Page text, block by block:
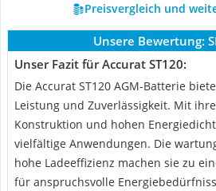
Preisvergleich und
Unsere Bewertung:
Unser Fazit für Accurat ST120:
Die Accurat ST120 AGM-Batterie
Leistung und Zuverlässigkeit. Mit
Konstruktion und hohen
vielfältige Anwendungen. Die
hohe Ladeeffizienz machen sie zu
für anspruchsvolle